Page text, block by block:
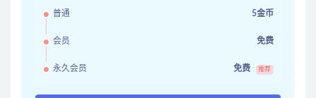
普通 5金币
会员 免费
永久会员 免费 推荐